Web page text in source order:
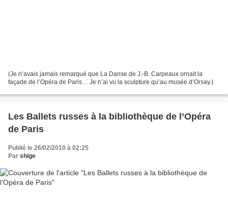
(Je n’avais jamais remarqué que La Danse de J.-B. Carpeaux ornait la
façade de l’Opéra de Paris… Je n’ai vu la sculpture qu’au musée d’Orsay.)
Les Ballets russes à la bibliothèque de l’Opéra
de Paris
Publié le 26/02/2010 à 02:25
Par shige